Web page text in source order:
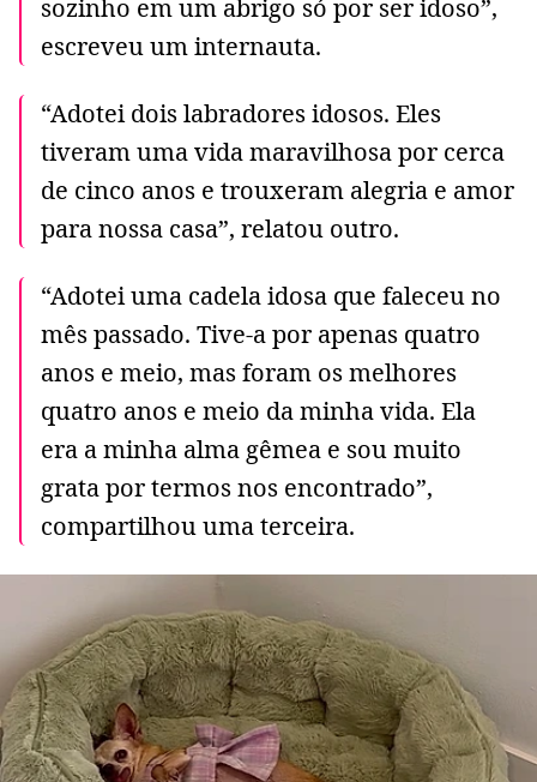
sozinho em um abrigo só por ser idoso”,
escreveu um internauta.
“Adotei dois labradores idosos. Eles
tiveram uma vida maravilhosa por cerca
de cinco anos e trouxeram alegria e amor
para nossa casa”, relatou outro.
“Adotei uma cadela idosa que faleceu no
mês passado. Tive-a por apenas quatro
anos e meio, mas foram os melhores
quatro anos e meio da minha vida. Ela
era a minha alma gêmea e sou muito
grata por termos nos encontrado”,
compartilhou uma terceira.